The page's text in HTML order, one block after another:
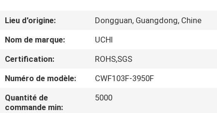
VR
SUJET
DE
NOUS
Lieu d'origine:
Dongguan, Guangdong, Chine
Nom de marque:
UCHI
Certification:
ROHS,SGS
Numéro de modèle:
CWF103F-3950F
Quantité de
commande min:
5000